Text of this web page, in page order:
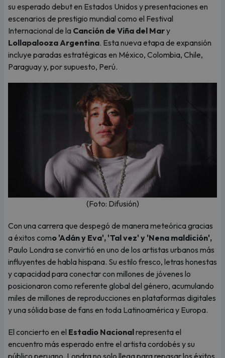
su esperado debut en Estados Unidos y presentaciones en
escenarios de prestigio mundial como el Festival
Internacional de la Canción de Viña del Mary
Lollapalooza Argentina. Esta nueva etapa de expansión
incluye paradas estratégicas en México, Colombia, Chile,
Paraguay y, por supuesto, Perú.
(Foto: Difusión)
Con una carrera que despegó de manera meteórica gracias
a éxitos como 'Adán y Eva', 'Tal vez' y 'Nena maldición',
Paulo Londra se convirtió en uno de los artistas urbanos más
influyentes de habla hispana. Su estilo fresco, letras honestas
y capacidad para conectar con millones de jóvenes lo
posicionaron como referente global del género, acumulando
miles de millones de reproducciones en plataformas digitales
y una sólida base de fans en toda Latinoamérica y Europa.
El concierto en el Estadio Nacionalrepresenta el
encuentro más esperado entre el artista cordobés y su
público peruano. Londra no solo llega para repasar los éxitos